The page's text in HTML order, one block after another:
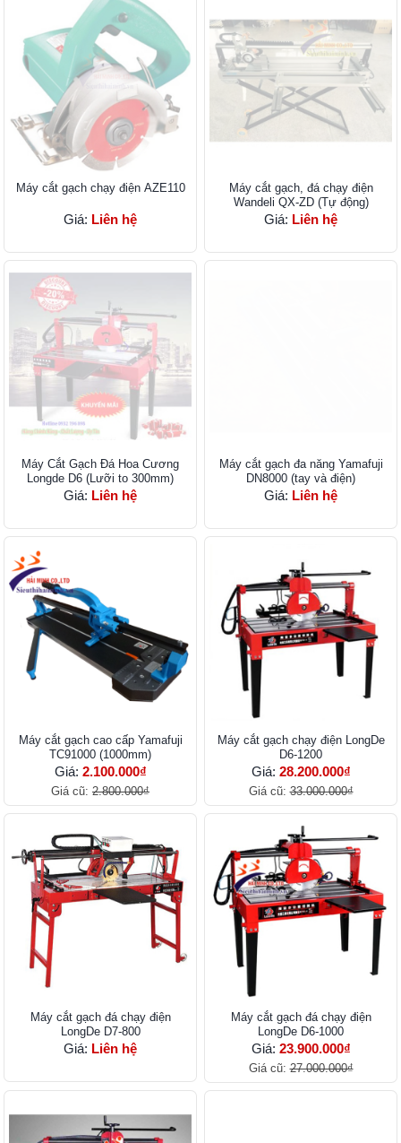
Máy cắt gạch chạy điện AZE110
Giá: Liên hệ
Máy cắt gạch, đá chạy điện
Wandeli QX-ZD (Tự động)
Giá: Liên hệ
Máy Cắt Gạch Đá Hoa Cương
Longde D6 (Lưỡi to 300mm)
Giá: Liên hệ
Máy cắt gạch đa năng Yamafuji
DN8000 (tay và điện)
Giá: Liên hệ
Máy cắt gạch cao cấp Yamafuji
TC91000 (1000mm)
Giá: 2.100.000₫
Giá cũ: 2.800.000₫
Máy cắt gạch chạy điện LongDe
D6-1200
Giá: 28.200.000₫
Giá cũ:33.000.000₫
Máy cắt gạch đá chạy điện
LongDe D7-800
Giá: Liên hệ
Máy cắt gạch đá chạy điện
LongDe D6-1000
Giá: 23.900.000₫
Giá cũ:27.000.000₫